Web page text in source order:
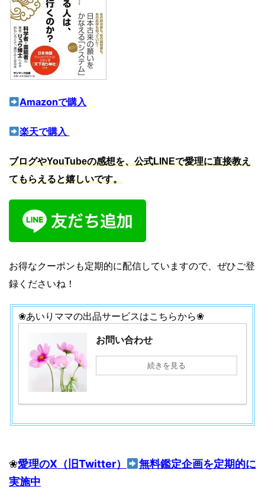
Amazonで購入
楽天で購入
ブログやYouTubeの感想を、公式LINEで愛理に直接教え
てもらえると嬉しいです。
お得なクーポンも定期的に配信していますので、ぜひご登
録くださいね！
❀あいりママの出品サービスはこちらから❀
お問い合わせ
続きを見る
❀愛理のX（旧Twitter）
無料鑑定企画を定期的に
実施中